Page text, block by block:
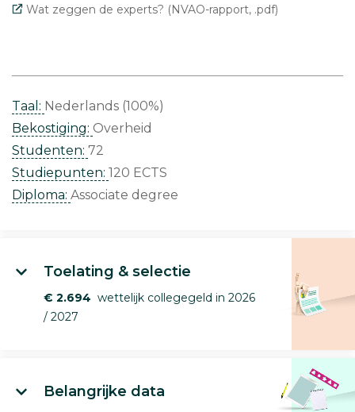
Wat zeggen de experts? (NVAO-rapport, .pdf)
Taal: Nederlands (100%)
Bekostiging: Overheid
Studenten: 72
Studiepunten: 120 ECTS
Diploma: Associate degree
Toelating & selectie
€ 2.694 wettelijk collegegeld in 2026
/ 2027
Belangrijke data